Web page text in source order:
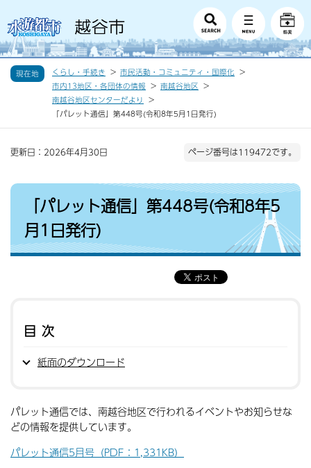
現在地 くらし・手続き
市民活動・コミュニティ・国際化
市内13地区・各団体の情報
南越谷地区
南越谷地区センターだより
「パレット通信」第448号(令和8年5月1日発行)
更新日：2026年4月30日 ページ番号は119472です。
「パレット通信」第448号(令和8年5
月1日発行)
目次
紙面のダウンロード
パレット通信では、南越谷地区で行われるイベントやお知らせな
どの情報を提供しています。
パレット通信5月号（PDF：1,331KB）